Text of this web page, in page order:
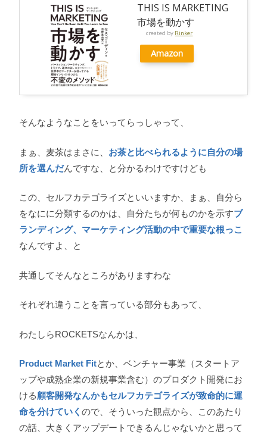
THIS IS MARKETING
市場を動かす
created by Rinker
Amazon
そんなようなことをいってらっしゃって、
まぁ、麦茶はまさに、 お茶と比べられるように自分の場
所を選んだんですな、と分かるわけですけども
この、セルフカテゴライズといいますか、まぁ、自分ら
をなにに分類するのかは、自分たちが何ものかを示すブ
ランディング、マーケティング活動の中で重要な根っこ
なんですよ、と
共通してそんなところがありますわな
それぞれ違うことを言っている部分もあって、
わたしらROCKETSなんかは、
Product Market Fitとか、ベンチャー事業（スタートア
ップや成熟企業の新規事業含む）のプロダクト開発にお
ける顧客開発なんかもセルフカテゴライズが致命的に運
命を分けていくので、そういった観点から、このあたり
の話、大きくアップデートできるんじゃないかと思って